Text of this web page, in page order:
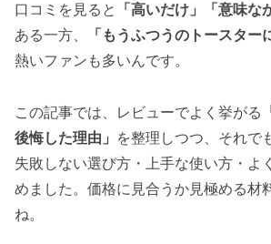
口コミを見ると 「高いだけ」「意味な
ある一方、
「もうふつうのトースター
熱いファンも多いんです。
この記事では、レビューでよく挙がる
後悔した理由」
を整理しつつ、それで
失敗しない選び方・上手な使い方・よ
めました。価格に見合うか見極める材
ね。